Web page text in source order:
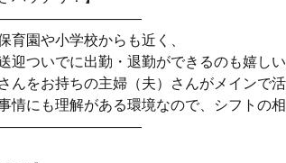
育園や小学校からも近く、
迎ついでに出勤・退勤ができるのも嬉しい
んをお持ちの主婦（夫）さんがメインで
情にも理解がある環境なので、シフトの相